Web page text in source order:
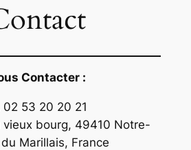
Contacter :
02 53 20 20 21
vieux bourg, 49410 Notre-
Marillais, France